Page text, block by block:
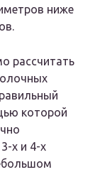
ниже
рассчитать
которой
х и 4-х